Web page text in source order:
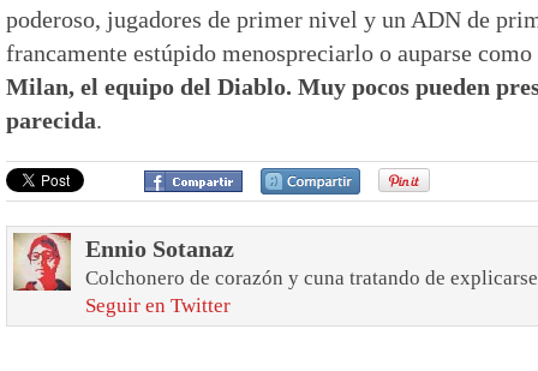
poderoso, jugadores de primer nivel y un ADN de
francamente estúpido menospreciarlo o auparse
Milan, el equipo del Diablo. Muy pocos pueden
parecida.
Ennio Sotanaz
Colchonero de corazón y cuna tratando de
Seguir en Twitter